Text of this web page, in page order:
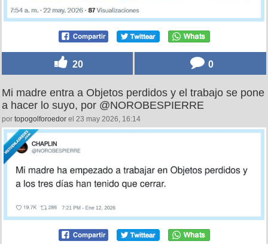
20 0
Mi madre entra a Objetos perdidos y el trabajo se pone
a hacer lo suyo, por @NOROBESPIERRE
por topogolforoedor el 23 may 2026, 16:14